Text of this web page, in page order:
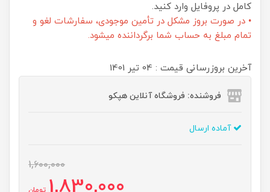
کامل در پروفایل وارد کنید.
• در صورت بروز مشکل در تأمین موجودی، سفارشات لغو و
تمام مبلغ به حساب شما برگرداننده میشود.
آخرین بروزرسانی قیمت : 04 تير 1401
فروشنده: فروشگاه آنلاین هپکو
آماده ارسال
1,600,000